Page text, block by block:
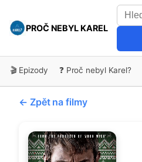
PROČ NEBYL KAREL
🎬 Epizody ❓ Proč nebyl Karel?
← Zpět na filmy